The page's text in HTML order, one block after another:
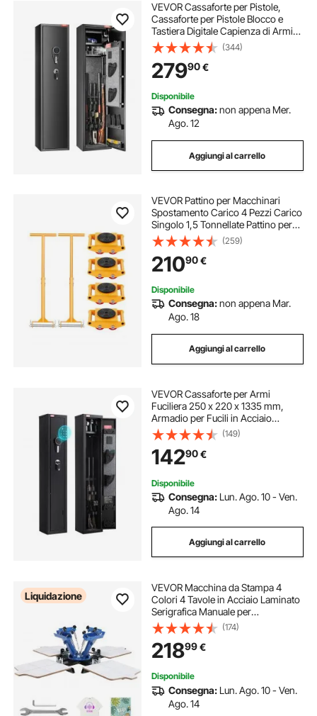
VEVOR Cassaforte per Pistole,
Cassaforte per Pistole Blocco e
Tastiera Digitale Capienza di Armi
da Fuoco 7-8 pezzi, Armadietto per
Fucili, Ripiano Rimovibile per Armi
Lunghe e Pistole Domestiche
(344)
27990€
Disponibile
Consegna:non appena Mer.
Ago. 12
Aggiungi al carrello
VEVOR Pattino per Macchinari
Spostamento Carico 4 Pezzi Carico
Singolo 1,5 Tonnellate Pattino per
Spostamento Cappuccio di
Rotazione a 360° Rulli Girevoli,
Pattino per Spostamento Carico da
Magazzino
(259)
21090€
Disponibile
Consegna:non appena Mar.
Ago. 18
Aggiungi al carrello
VEVOR Cassaforte per Armi
Fuciliera 250 x 220 x 1335 mm,
Armadio per Fucili in Acciaio
Laminato a Freddo per Impieghi
Gravosi con Tastiera Digitale e
Chiave, Grande Armadio per Armi
Lunghe, Assemblaggio Richiesto
(149)
14290€
Disponibile
Consegna: Lun. Ago. 10 - Ven.
Ago. 14
Aggiungi al carrello
Liquidazione
VEVOR Macchina da Stampa 4
Colori 4 Tavole in Acciaio Laminato
Serigrafica Manuale per
Abbigliamento Fai-da-te,
Stampante per Serigrafia 4 Colori 4
Tavole Dimensioni da Stampa
54x45 cm Girevole 360°
(174)
21899€
Disponibile
Consegna: Lun. Ago. 10 - Ven.
Ago. 14